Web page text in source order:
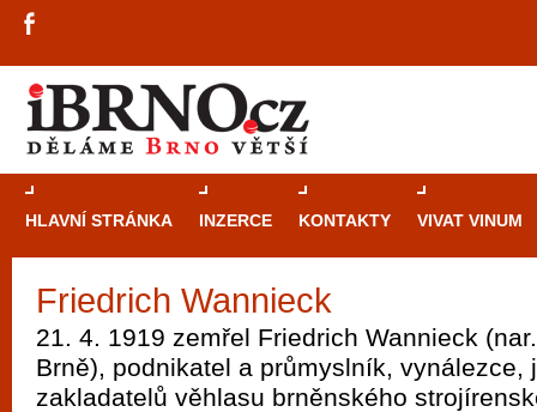
HLAVNÍ STRÁNKA INZERCE KONTAKTY VIVAT VINUM
Friedrich Wannieck
21. 4. 1919 zemřel Friedrich Wannieck
Brně), podnikatel a průmyslník, vynálezce,
zakladatelů věhlasu brněnského
Brně: Od
automaty